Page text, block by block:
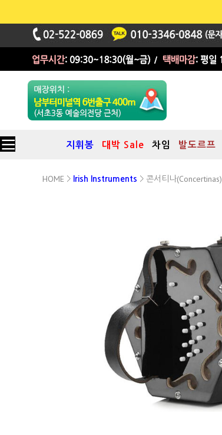
지휘봉 대박 Sale 차임 발도르프
HOME > Irish Instruments > 콘서티나(Concertinas)